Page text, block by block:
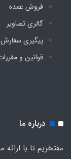
فروش عمده
گالری تصاویر
پیگیری سفارش
قوانین و
درباره ما
مفتخریم تا با